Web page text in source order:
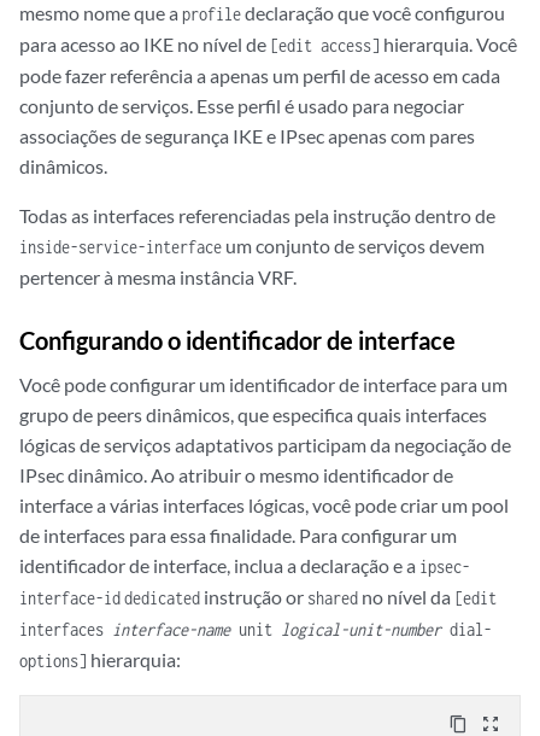
mesmo nome que a profiledeclaração que você configurou
para acesso ao IKE no nível de [edit access] hierarquia. Você
pode fazer referência a apenas um perfil de acesso em cada
conjunto de serviços. Esse perfil é usado para negociar
associações de segurança IKE e IPsec apenas com pares
dinâmicos.
Todas as interfaces referenciadas pela instrução dentro de
inside-service-interface um conjunto de serviços devem
pertencer à mesma instância VRF.
Configurando o identificador de interface
Você pode configurar um identificador de interface para um
grupo de peers dinâmicos, que especifica quais interfaces
lógicas de serviços adaptativos participam da negociação de
IPsec dinâmico. Ao atribuir o mesmo identificador de
interface a várias interfaces lógicas, você pode criar um pool
de interfaces para essa finalidade. Para configurar um
identificador de interface, inclua a declaração e a ipsec-
interface-iddedicated instrução or shared no nível da [edit
interfaces interface-nameunit logical-unit-numberdial-
options] hierarquia:
content_copy zoom_out_map